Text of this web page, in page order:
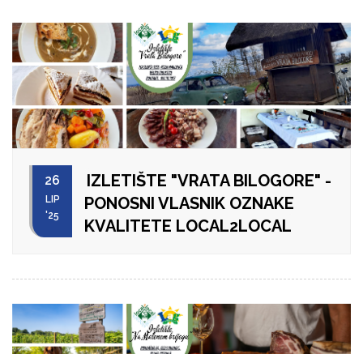
26
LIP
'25
IZLETIŠTE "VRATA BILOGORE" -
PONOSNI VLASNIK OZNAKE
KVALITETE LOCAL2LOCAL